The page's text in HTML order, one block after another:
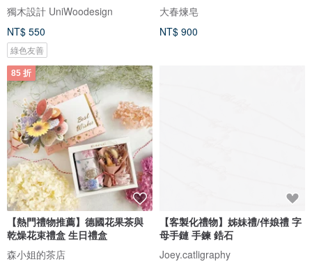
獨木設計 UniWoodesign
NT$ 550
綠色友善
大春煉皂
NT$ 900
85 折
【熱門禮物推薦】德國花果茶與
乾燥花束禮盒 生日禮盒
森小姐的茶店
【客製化禮物】姊妹禮/伴娘禮 字
母手鏈 手鍊 鋯石
Joey.catligraphy